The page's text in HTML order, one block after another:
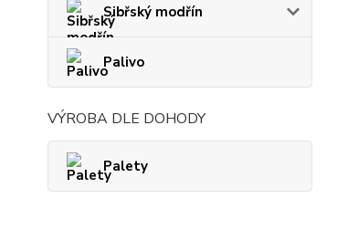
Sibřský modřín
Palivo
VÝROBA DLE DOHODY
Palety